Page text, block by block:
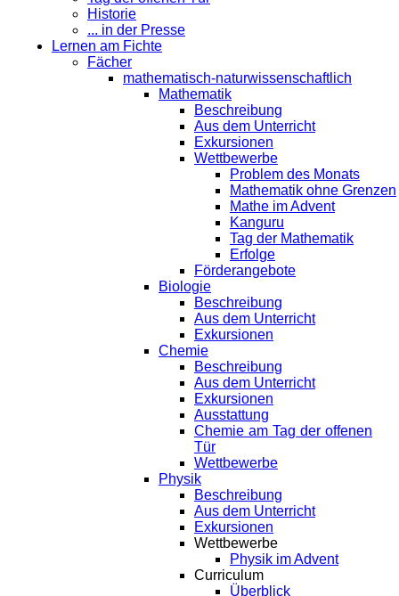
Historie
... in der Presse
Lernen am Fichte
Fächer
mathematisch-naturwissenschaftlich
Mathematik
Beschreibung
Aus dem Unterricht
Exkursionen
Wettbewerbe
Problem des Monats
Mathematik ohne Grenzen
Mathe im Advent
Kanguru
Tag der Mathematik
Erfolge
Förderangebote
Biologie
Beschreibung
Aus dem Unterricht
Exkursionen
Chemie
Beschreibung
Aus dem Unterricht
Exkursionen
Ausstattung
Chemie am Tag der offenen
Tür
Wettbewerbe
Physik
Beschreibung
Aus dem Unterricht
Exkursionen
Wettbewerbe
Physik im Advent
Curriculum
Überblick